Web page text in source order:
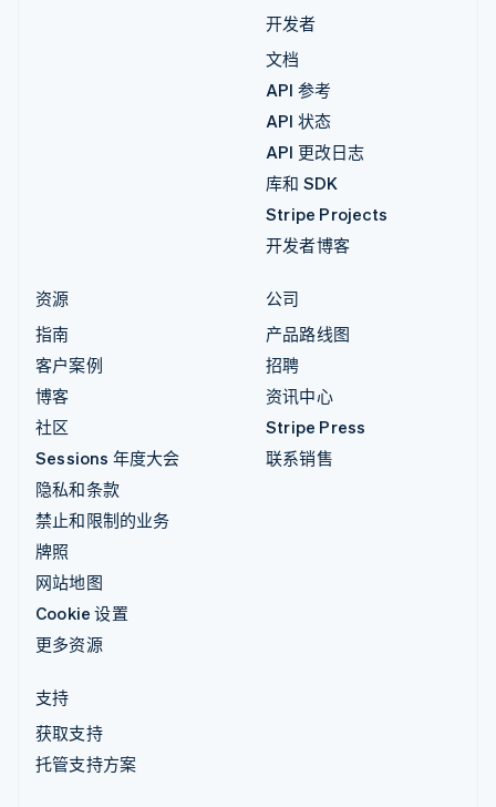
开发者
文档
API 参考
API 状态
API 更改日志
库和 SDK
Stripe Projects
开发者博客
资源
指南
客户案例
博客
社区
Sessions 年度大会
隐私和条款
禁止和限制的业务
牌照
网站地图
Cookie 设置
更多资源
公司
产品路线图
招聘
资讯中心
Stripe Press
联系销售
支持
获取支持
托管支持方案